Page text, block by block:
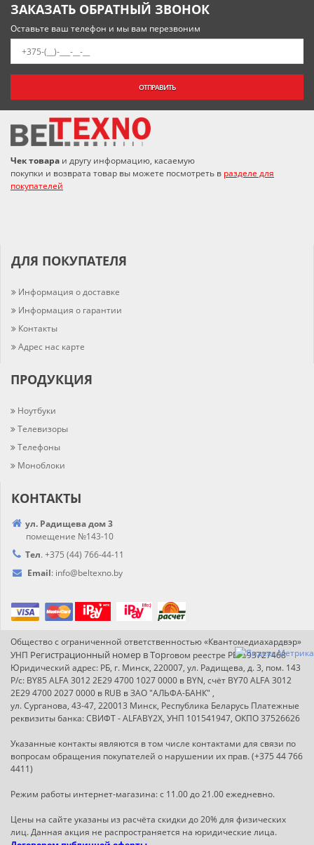
ЗАКАЗАТЬ ОБРАТНЫЙ ЗВОНОК
Оставьте ваш телефон и мы вам перезвоним
ОТПРАВИТЬ
Чек товара и другу информацию, касаемую
покупки и возврата товар вы можете посмотреть в разделе для
покупателей
ДЛЯ ПОКУПАТЕЛЯ
Информация о доставке
Информация о гарантии
Контакты
Адрес нас карте
ПРОДУКЦИЯ
Ноутбуки
Телевизоры
Телефоны
Моноблоки
КОНТАКТЫ
ул. Радищева дом 3
помещение №143-10
Тел. +375 (44) 766-44-11
Email: info@beltexno.by
Общество с ограниченной ответственностью «Квантомедиахардвэр»
УНП Регистрационный номер в Торговом реестре РБ: 193727468
Юридический адрес: РБ, г. Минск, 220007, ул. Радищева, д. 3, пом. 143
Р/с: BY85 ALFA 3012 2E29 4700 1027 0000 в BYN, счёт BY70 ALFA 3012
2E29 4700 2027 0000 в RUB в ЗАО "АЛЬФА-БАНК" ,
ул. Сурганова, 43-47, 220013 Минск, Республика Беларусь Платежные
реквизиты банка: СВИФТ - ALFABY2X, УНП 101541947, ОКПО 37526626
Указанные контакты являются в том числе контактами для связи по
вопросам обращения покупателей о нарушении их прав. (+375 44 766
4411)
Режим работы интернет-магазина: с 11.00 до 21.00 ежедневно.
Цены на сайте указаны из расчёта скидки до 20% для физических
лиц. Данная акция не распространяется на юридические лица.